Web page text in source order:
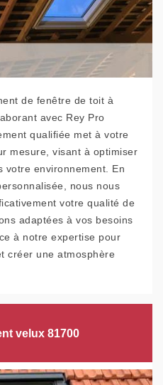
de fenêtre de toit à
avec Rey Pro
qualifiée met à votre
mesure, visant à optimiser
votre environnement. En
nous nous
votre qualité de
adaptées à vos besoins
à notre expertise pour
créer une atmosphère
velux 81700